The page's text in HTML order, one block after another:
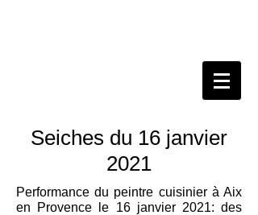
Seiches du 16 janvier
2021
Performance du peintre cuisinier à Aix
en Provence le 16 janvier 2021: des